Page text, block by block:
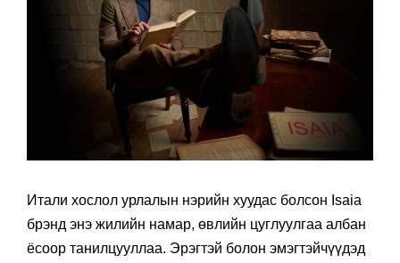
Итали хослол урлалын нэрийн хуудас болсон Isaia
брэнд энэ жилийн намар, өвлийн цуглуулгаа албан